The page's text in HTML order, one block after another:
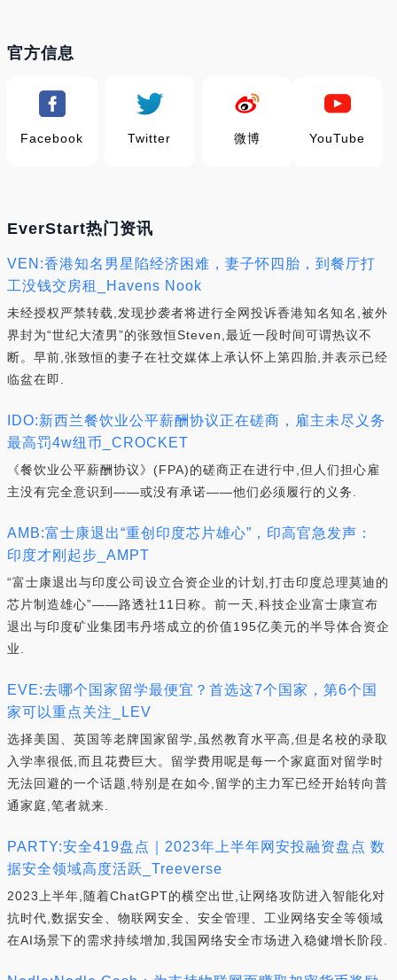
官方信息
Facebook Twitter 微博 YouTube
EverStart热门资讯
VEN:香港知名男星陷经济困难，妻子怀四胎，到餐厅打
工没钱交房租_Havens Nook
未经授权严禁转载,发现抄袭者将进行全网投诉香港知名知名,被外
界封为“世纪大渣男”的张致恒Steven,最近一段时间可谓热议不
断。早前,张致恒的妻子在社交媒体上承认怀上第四胎,并表示已经
临盆在即.
IDO:新西兰餐饮业公平薪酬协议正在磋商，雇主未尽义务
最高罚4w纽币_CROCKET
《餐饮业公平薪酬协议》(FPA)的磋商正在进行中,但人们担心雇
主没有完全意识到——或没有承诺——他们必须履行的义务.
AMB:富士康退出“重创印度芯片雄心”，印高官急发声：
印度才刚起步_AMPT
“富士康退出与印度公司设立合资企业的计划,打击印度总理莫迪的
芯片制造雄心”——路透社11日称。前一天,科技企业富士康宣布
退出与印度矿业集团韦丹塔成立的价值195亿美元的半导体合资企
业.
EVE:去哪个国家留学最便宜？首选这7个国家，第6个国
家可以重点关注_LEV
选择美国、英国等老牌国家留学,虽然教育水平高,但是名校的录取
入学率很低,而且花费巨大。留学费用呢是每一个家庭面对留学时
无法回避的一个话题,特别是在如今,留学的主力军已经开始转向普
通家庭,笔者就来.
PARTY:安全419盘点｜2023年上半年网安投融资盘点 数
据安全领域高度活跃_Treeverse
2023上半年,随着ChatGPT的横空出世,让网络攻防进入智能化对
抗时代,数据安全、物联网安全、安全管理、工业网络安全等领域
在AI场景下的需求持续增加,我国网络安全市场进入稳健增长阶段.